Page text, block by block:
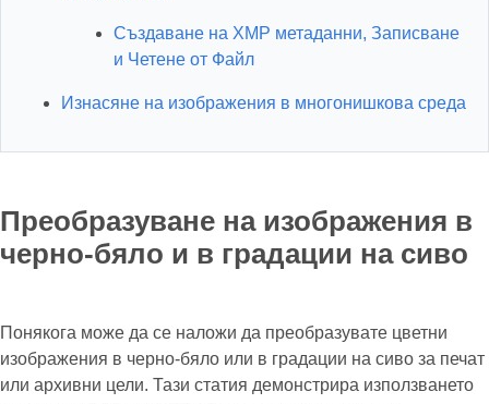
Създаване на XMP метаданни, Записване
и Четене от Файл
Изнасяне на изображения в многонишкова среда
Преобразуване на изображения в
черно-бяло и в градации на сиво
Понякога може да се наложи да преобразувате цветни
изображения в черно-бяло или в градации на сиво за печат
или архивни цели. Тази статия демонстрира използването